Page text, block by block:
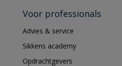
Voor professionals
Advies & service
Sikkens academy
Opdrachtgevers